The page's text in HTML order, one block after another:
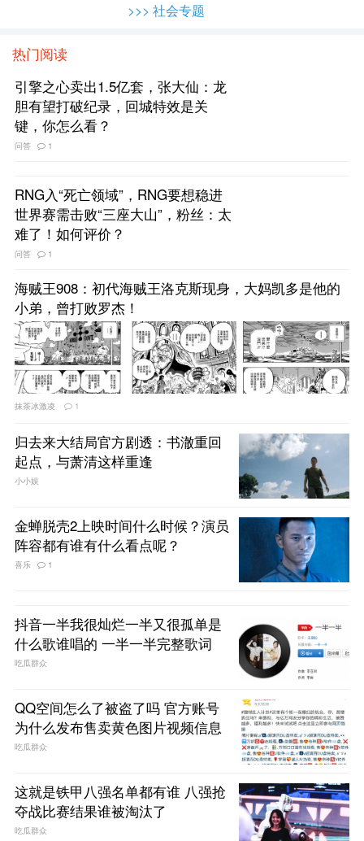
>>> 社会专题
热门阅读
引擎之心卖出1.5亿套，张大仙：龙
胆有望打破纪录，回城特效是关
键，你怎么看？
问答 1
RNG入“死亡领域”，RNG要想稳进
世界赛需击败“三座大山”，粉丝：太
难了！如何评价？
问答 1
海贼王908：初代海贼王洛克斯现身，大妈凯多是他的
小弟，曾打败罗杰！
抹茶冰激凌 1
归去来大结局官方剧透：书澈重回
起点，与萧清这样重逢
小小娱
金蝉脱壳2上映时间什么时候？演员
阵容都有谁有什么看点呢？
喜乐 1
抖音一半我很灿烂一半又很孤单是
什么歌谁唱的 一半一半完整歌词
吃瓜群众
QQ空间怎么了被盗了吗 官方账号
为什么发布售卖黄色图片视频信息
吃瓜群众
这就是铁甲八强名单都有谁 八强抢
夺战比赛结果谁被淘汰了
吃瓜群众